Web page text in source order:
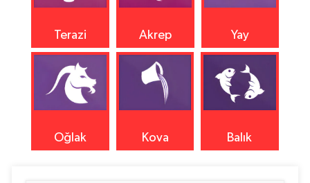
Terazi Akrep Yay
Oğlak Kova Balık